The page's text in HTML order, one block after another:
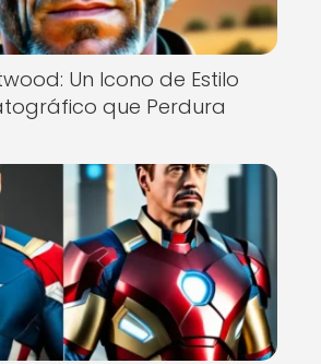
Un Icono de Estilo
que Perdura